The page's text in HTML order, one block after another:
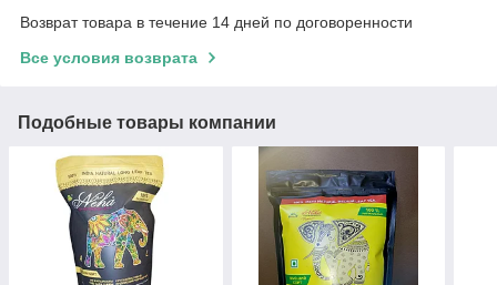
Возврат товара в течение 14 дней по договоренности
Все условия возврата
Подобные товары компании